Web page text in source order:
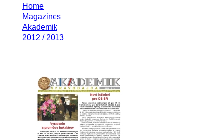
Home
Magazines
Akademik
2012 / 2013